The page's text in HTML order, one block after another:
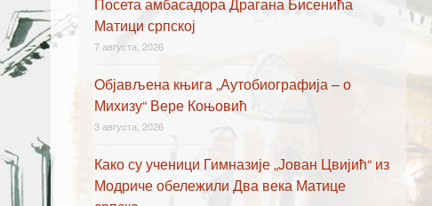
Матици српској
7 августа, 2026
Oбјављена књигa „Аутобиографија – о
Михизу“ Вере Коњовић
3 августа, 2026
Како су ученици Гимназије „Јован Цвијић“ из
Модриче обележили Два века Матице